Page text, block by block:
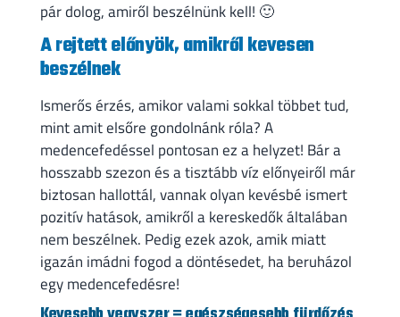
pár dolog, amiről beszélnünk kell! 🙂
A rejtett előnyök, amikről kevesen
beszélnek
Ismerős érzés, amikor valami sokkal többet tud,
mint amit elsőre gondolnánk róla? A
medencefedéssel pontosan ez a helyzet! Bár a
hosszabb szezon és a tisztább víz előnyeiről már
biztosan hallottál, vannak olyan kevésbé ismert
pozitív hatások, amikről a kereskedők általában
nem beszélnek. Pedig ezek azok, amik miatt
igazán imádni fogod a döntésedet, ha beruházol
egy medencefedésre!